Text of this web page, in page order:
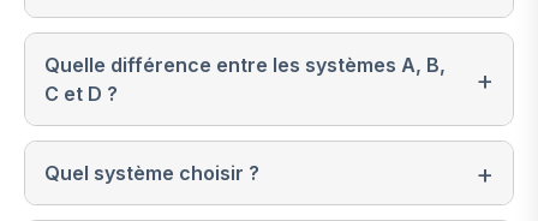
Quelle différence entre les systèmes A, B,
C et D ?
Quel système choisir ?